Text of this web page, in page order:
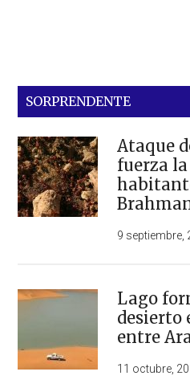
SORPRENDENTE
Ataque
fuerza
9 septiembre,
Lago
desierto
entre
11 octubre,